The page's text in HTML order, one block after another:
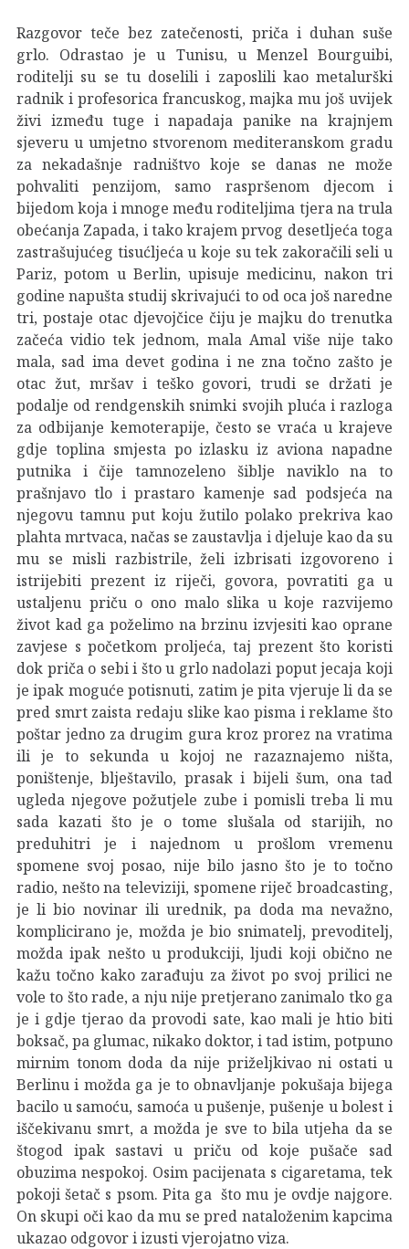
Razgovor teče bez zatečenosti, priča i duhan suše
grlo. Odrastao je u Tunisu, u Menzel Bourguibi,
roditelji su se tu doselili i zaposlili kao metalurški
radnik i profesorica francuskog, majka mu još uvijek
živi između tuge i napadaja panike na krajnjem
sjeveru u umjetno stvorenom mediteranskom gradu
za nekadašnje radništvo koje se danas ne može
pohvaliti penzijom, samo raspršenom djecom i
bijedom koja i mnoge među roditeljima tjera na trula
obećanja Zapada, i tako krajem prvog desetljeća toga
zastrašujućeg tisućljeća u koje su tek zakoračili seli u
Pariz, potom u Berlin, upisuje medicinu, nakon tri
godine napušta studij skrivajući to od oca još naredne
tri, postaje otac djevojčice čiju je majku do trenutka
začeća vidio tek jednom, mala Amal više nije tako
mala, sad ima devet godina i ne zna točno zašto je
otac žut, mršav i teško govori, trudi se držati je
podalje od rendgenskih snimki svojih pluća i razloga
za odbijanje kemoterapije, često se vraća u krajeve
gdje toplina smjesta po izlasku iz aviona napadne
putnika i čije tamnozeleno šiblje naviklo na to
prašnjavo tlo i prastaro kamenje sad podsjeća na
njegovu tamnu put koju žutilo polako prekriva kao
plahta mrtvaca, načas se zaustavlja i djeluje kao da su
mu se misli razbistrile, želi izbrisati izgovoreno i
istrijebiti prezent iz riječi, govora, povratiti ga u
ustaljenu priču o ono malo slika u koje razvijemo
život kad ga poželimo na brzinu izvjesiti kao oprane
zavjese s početkom proljeća, taj prezent što koristi
dok priča o sebi i što u grlo nadolazi poput jecaja koji
je ipak moguće potisnuti, zatim je pita vjeruje li da se
pred smrt zaista redaju slike kao pisma i reklame što
poštar jedno za drugim gura kroz prorez na vratima
ili je to sekunda u kojoj ne razaznajemo ništa,
poništenje, blještavilo, prasak i bijeli šum, ona tad
ugleda njegove požutjele zube i pomisli treba li mu
sada kazati što je o tome slušala od starijih, no
preduhitri je i najednom u prošlom vremenu
spomene svoj posao, nije bilo jasno što je to točno
radio, nešto na televiziji, spomene riječ broadcasting,
je li bio novinar ili urednik, pa doda ma nevažno,
komplicirano je, možda je bio snimatelj, prevoditelj,
možda ipak nešto u produkciji, ljudi koji obično ne
kažu točno kako zarađuju za život po svoj prilici ne
vole to što rade, a nju nije pretjerano zanimalo tko ga
je i gdje tjerao da provodi sate, kao mali je htio biti
boksač, pa glumac, nikako doktor, i tad istim, potpuno
mirnim tonom doda da nije priželjkivao ni ostati u
Berlinu i možda ga je to obnavljanje pokušaja bijega
bacilo u samoću, samoća u pušenje, pušenje u bolest i
iščekivanu smrt, a možda je sve to bila utjeha da se
štogod ipak sastavi u priču od koje pušače sad
obuzima nespokoj. Osim pacijenata s cigaretama, tek
pokoji šetač s psom. Pita ga što mu je ovdje najgore.
On skupi oči kao da mu se pred nataloženim kapcima
ukazao odgovor i izusti vjerojatno viza.